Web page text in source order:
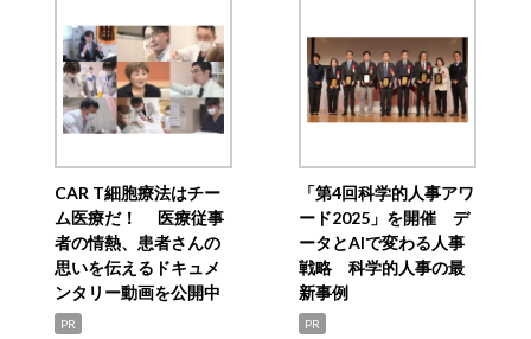
CAR T細胞療法はチー
ム医療だ！ 医療従事
者の情熱、患者さんの
思いを伝えるドキュメ
ンタリー動画を公開中
PR
「第4回科学的人事アワ
ード2025」を開催 デ
ータとAIで変わる人事
戦略 科学的人事の最
新事例
PR